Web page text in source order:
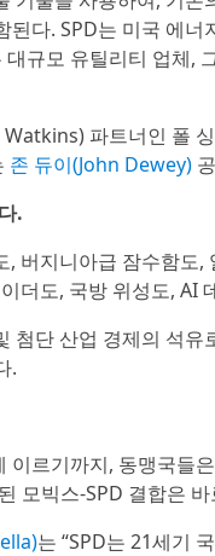
다. SPD는 미국 에
모 유틸리티 업체,
파트너인 폴
존 듀이(John Dewey)
.
버지니아급 잠수함도
더도, 국방 위성도, AI
첨단 산업 경제의 석
.
르기까지, 동맹국들
모빅스-SPD 결합은
는 “SPD는 21세기